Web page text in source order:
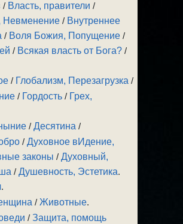
/ Власть, правители /
Невменение / Внутреннее
/ Воля Божия, Попущение /
/ Всякая власть от Бога? /
/ Глобализм, Перезагрузка /
/ Гордость / Грех,
/Десятина /
/Духовное вИдение,
законы /Духовный,
/Душевность, Эстетика.
.
/Животные.
/Защита, помощь